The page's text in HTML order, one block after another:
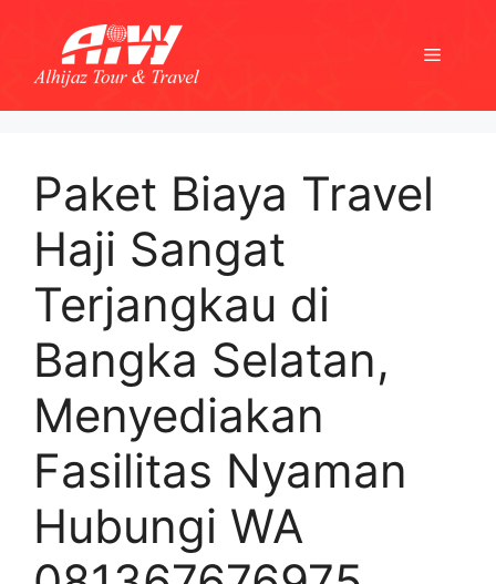
content
Menu
Paket Biaya Travel
Haji Sangat
Terjangkau di
Bangka Selatan,
Menyediakan
Fasilitas Nyaman
Hubungi WA